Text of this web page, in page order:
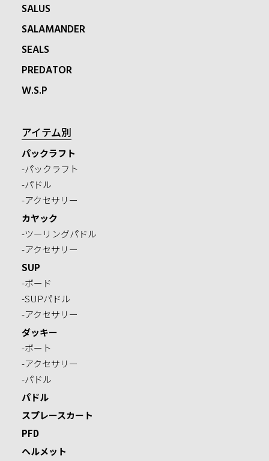
SALUS
SALAMANDER
SEALS
PREDATOR
W.S.P
アイテム別
パックラフト
-パックラフト
-パドル
-アクセサリー
カヤック
-ツーリングパドル
-アクセサリー
SUP
-ボード
-SUPパドル
-アクセサリー
ダッキー
-ボート
-アクセサリー
-パドル
パドル
スプレースカート
PFD
ヘルメット